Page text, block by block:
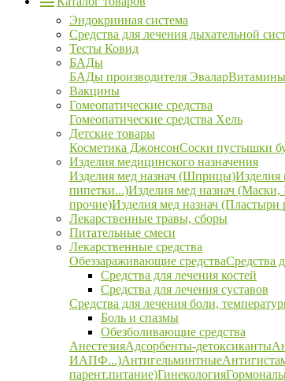
Эндокринная система
Средства для лечения дыхательной
Тесты Ковид
БАДы
БАДы производителя Эвалар
Вакцины
Гомеопатические средства
Гомеопатические средства Хель
Детские товары
Косметика ДжонсонСоски пустышки
Изделия медицинского назначения
Изделия мед назнач (Шприцы)Изделия
пипетки...)Изделия мед назнач
прочие)Изделия мед назнач (Пластыри
Лекарственные травы, сборы
Питательные смеси
Лекарственные средства
Обеззараживающие средстваСредства
Средства для лечения костей
Средства для лечения суставов
Средства для лечения боли,
Боль и спазмы
Обезболивающие средства
АнестезияАдсорбенты-детоксиканты
ИАПФ...)Антигельминтные
парент.питание)Гинекология